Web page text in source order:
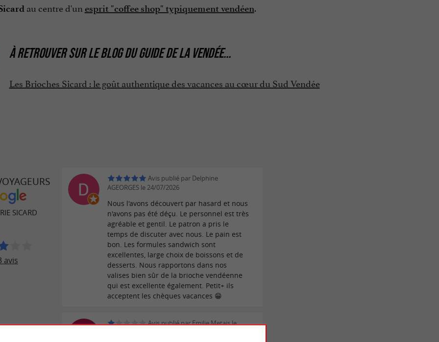
au centre d'un esprit "coffee shop" typiquement vendéen.
À RETROUVER SURLE BLOG DU GUIDE DE LA VENDÉE...
Les Brioches Sicard : le goût authentique des vacances au cœur du Sud Vendée
SICARD
avis
Avis publié par Delphine
AGEORGES le 24/07/2026
Nous l'avons découvert par hasard et nous
n'avons pas été déçu. Le personnel est très
agréable et gentil. Le patron a pris le
temps de discuter avec nous. Le pain est
bon. Les formules sandwich sont
excellentes, large choix de boissons et de
desserts. Nous rapportons dans nos
valises bien sûr de la brioche vendéenne
qui est excellente également. Petit+ ils
acceptent les chèques vacances 😁
Avis publié par Emilie Metais le